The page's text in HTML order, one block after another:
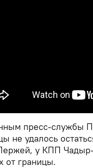
пресс-службы
не удалось
у КПП
от границы.